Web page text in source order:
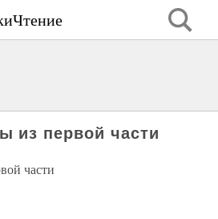
из первой части
части